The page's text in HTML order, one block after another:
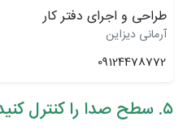
طراحی و اجرای دفتر کار
آرمانی دیزاین
09124478772
۵. سطح صدا را کنترل کنید